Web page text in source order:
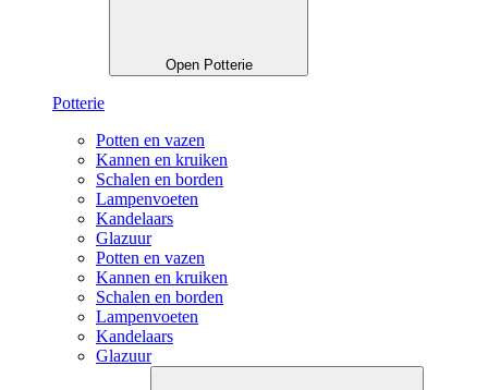
Open Potterie
Potterie
Potten en vazen
Kannen en kruiken
Schalen en borden
Lampenvoeten
Kandelaars
Glazuur
Potten en vazen
Kannen en kruiken
Schalen en borden
Lampenvoeten
Kandelaars
Glazuur